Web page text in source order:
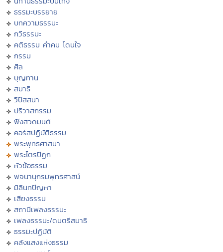
ธรรมะบรรยาย
บทความธรรมะ
กวีธรรมะ
คติธรรม คำคม โดนใจ
กรรม
ศีล
บุญทาน
สมาธิ
วิปัสสนา
ปริวาสกรรม
ฟังสวดมนต์
คอร์สปฏิบัติธรรม
พระพุทธศาสนา
พระไตรปิฏก
หัวข้อธรรม
พจนานุกรมพุทธศาสน์
มิลินทปัญหา
เสียงธรรม
สถานีเพลงธรรมะ
เพลงธรรมะ/ดนตรีสมาธิ
ธรรมะปฏิบัติ
คลังแสงแห่งธรรม